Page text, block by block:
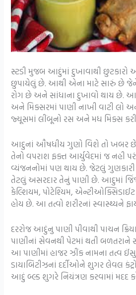
સ્ટડી મુજબ આદુંમાં દુખાવાથી
છુપાયેલું છે. આથી એના માટે સારું છે જેને
રોગ છે અને સાંધાના દુખાવો થાય છે.
અને મિક્સરમાં પાણી નાખી વાટી લો
જ્યૂસમાં લીંબૂનો રસ અને મધ મિક્સ
આદુનાં ઔષધીય ગુણો વિશે તો ખબર
તેનો વપરાશ ફક્ત આર્યુવેદમાં જ નહી
વ્યંજનનોમાં પણ થાય છે. જેટલું
તેટલું અસરદાર તેનું પાણી છે. આદુમાં
કેલ્શિયમ, પોટેશ્યિમ, એન્ટીઓક્સિડાઈટ
હોય છે. આ તત્વો શરીરનાં સ્વાસ્થ્યને
દરરોજ આદુંનુ પાણી પીવાથી પાચન
પાણીનાં સેવનથી પેટમાં થતી બળતરાને
આ પાણીમાં હાજર ઝીંક નામના તત્વ
ડાયાબિટીઝનાં દર્દીઓને શુગર લેવલ
આદું બ્લ્ડ શુગરે નિયંત્રણ કરવામાં મદદ